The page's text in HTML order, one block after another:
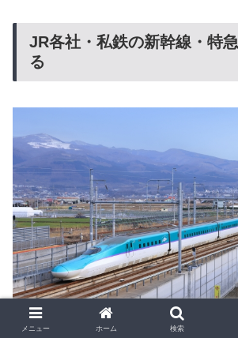
JR各社・私鉄の新幹線・特
る
メニュー ホーム 検索